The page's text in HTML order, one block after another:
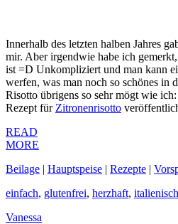
Innerhalb des letzten halben Jahres
mir. Aber irgendwie habe ich
ist =D Unkompliziert und man kann
werfen, was man noch so schönes in
Risotto übrigens so sehr mögt wie
Rezept für Zitronenrisotto
READ
MORE
Beilage | Hauptspeise | Rezepte |
einfach, glutenfrei, herzhaft, italienisch
Vanessa